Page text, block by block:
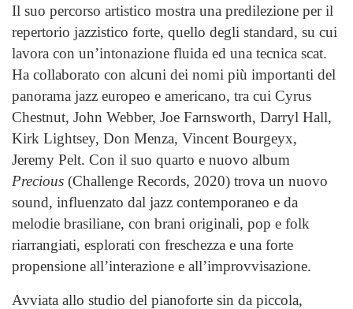
Il suo percorso artistico mostra una predilezione per il
repertorio jazzistico forte, quello degli standard, su cui
lavora con un’intonazione fluida ed una tecnica scat.
Ha collaborato con alcuni dei nomi più importanti del
panorama jazz europeo e americano, tra cui Cyrus
Chestnut, John Webber, Joe Farnsworth, Darryl Hall,
Kirk Lightsey, Don Menza, Vincent Bourgeyx,
Jeremy Pelt. Con il suo quarto e nuovo album
Precious (Challenge Records, 2020) trova un nuovo
sound, influenzato dal jazz contemporaneo e da
melodie brasiliane, con brani originali, pop e folk
riarrangiati, esplorati con freschezza e una forte
propensione all’interazione e all’improvvisazione.
Avviata allo studio del pianoforte sin da piccola,